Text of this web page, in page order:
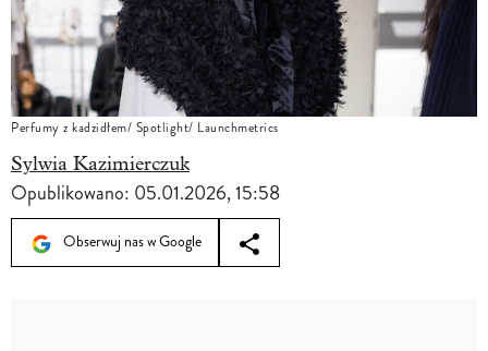
Perfumy z kadzidłem/ Spotlight/ Launchmetrics
Sylwia Kazimierczuk
Opublikowano: 05.01.2026, 15:58
Obserwuj nas w Google